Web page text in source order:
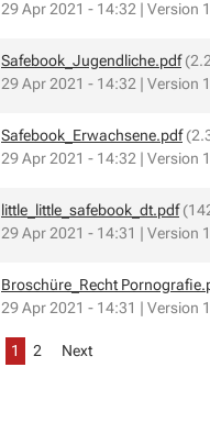
29 Apr 2021 - 14:32 | Version
Safebook_Jugendliche.pdf
29 Apr 2021 - 14:32 | Version
Safebook_Erwachsene.pdf
29 Apr 2021 - 14:32 | Version
little_little_safebook_dt.pdf
29 Apr 2021 - 14:31 | Version
Broschüre_Recht
29 Apr 2021 - 14:31 | Version
Next
1 2